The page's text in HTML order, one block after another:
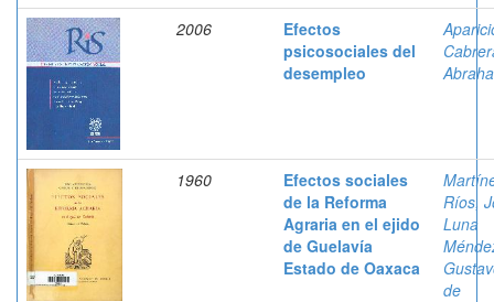
2006
Efectos
psicosociales del
desempleo
1960
Efectos sociales
de la Reforma
Agraria en el ejido
de Guelavía
Estado de Oaxaca
Ríos,
Luna
de